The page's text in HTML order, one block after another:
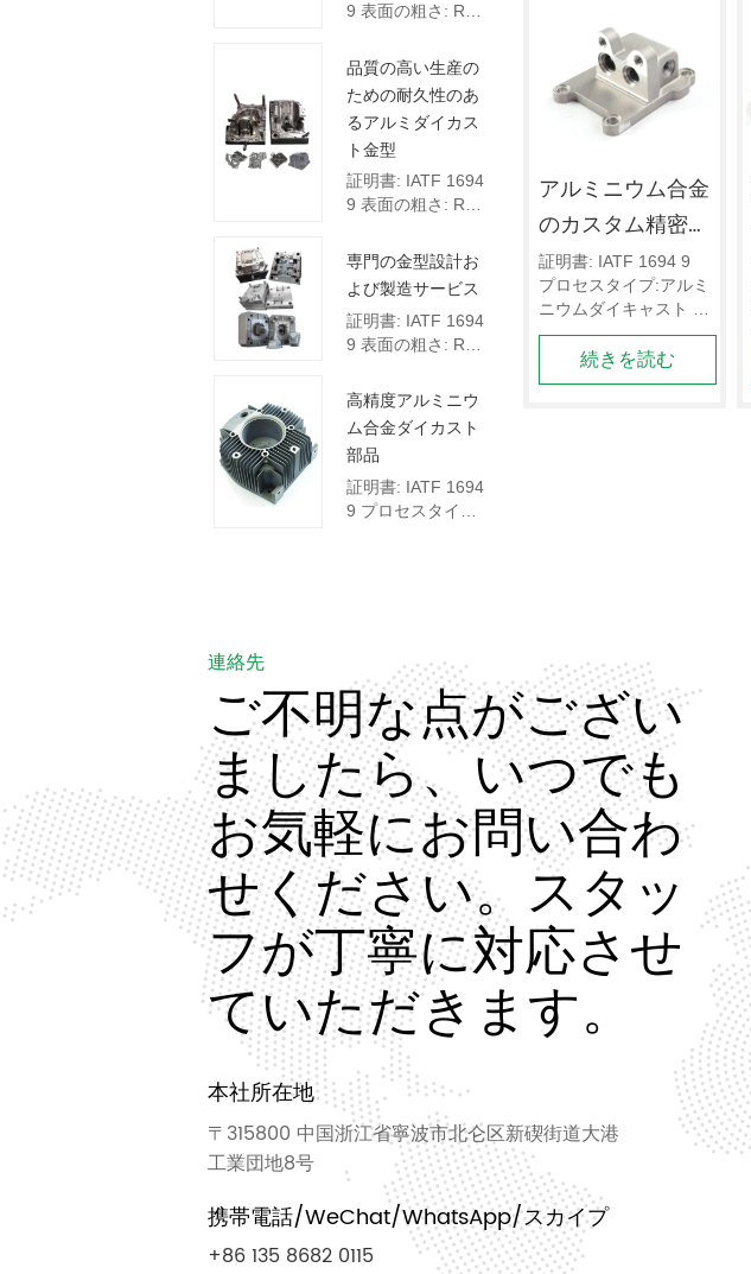
9 表面の粗さ: Ra
ォーマット: 3 Dデ
ッサン（STPまた
はIGS）;および2
Dデッサン（DWG
またはPDF）  主
な試験施設:座標測
定機（CMM）
品質の高い生産の
ための耐久性のあ
るアルミダイカス
ト金型
証明書: IATF 1694
9 表面の粗さ: Ra
ォーマット: 3 Dデ
ッサン（STPまた
はIGS）;および2
Dデッサン（DWG
またはPDF）  主
定機（CMM）
専門の金型設計お
よび製造サービス
証明書: IATF 1694
9 表面の粗さ: Ra
ォーマット: 3 Dデ
ッサン（STPまた
はIGS）;および2
Dデッサン（DWG
またはPDF）  主
な試験施設:座標測
高精度アルミニウ
ム合金ダイカスト
部品
証明書: IATF 1694
9 プロセスタイプ:
（DWGまたは
PDF）  CNCの最
小公差は0.0 0 5
mmから0.1 mmで
す。
0.1 mmです。
アルミニウム合金
のカスタム精密鋳
造部品
証明書: IATF 1694 9
プロセスタイプ:アルミ
ニウムダイキャスト デ
ッサンのフォーマット:
3 Dデッサン（STPま
たはIGS）;および2 D
続きを読む
連絡先
ご不明な点がござい
ましたら、いつでも
お気軽にお問い合わ
せください。スタッ
フが丁寧に対応させ
ていただきます。
本社所在地
〒315800 中国浙江省寧波市北仑区新碶街道大港
工業団地8号
携帯電話/WeChat/WhatsApp/スカイプ
+86 135 8682 0115